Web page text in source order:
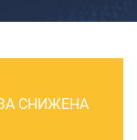
для детских
СНИЖЕНА